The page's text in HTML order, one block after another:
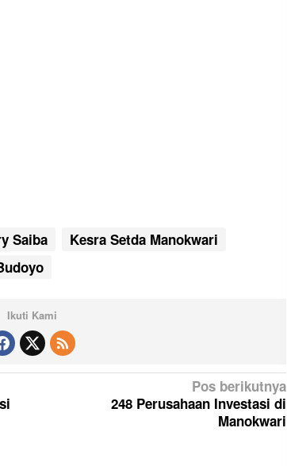
Saiba
Kesra Setda Manokwari
Ikuti Kami
Pos berikutnya
248 Perusahaan Investasi di
Manokwari